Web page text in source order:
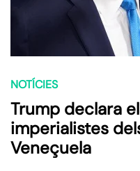
NOTÍCIES
Trump declara
imperialistes
Veneçuela